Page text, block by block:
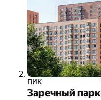
ПИК
Заречный парк